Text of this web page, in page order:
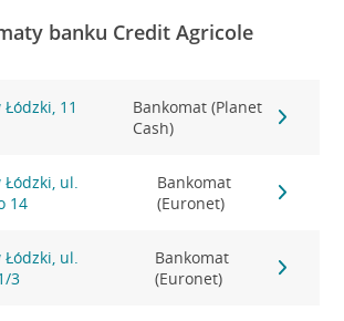
banku Credit Agricole
11
Bankomat (Planet
Cash)
ul.
14
Bankomat
(Euronet)
ul.
3
Bankomat
(Euronet)